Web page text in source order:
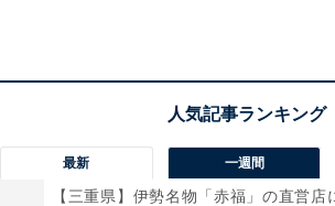
で、トッピングやセットメニューもある
最新 一週間
【三重県】伊勢名物「赤福」の直営店